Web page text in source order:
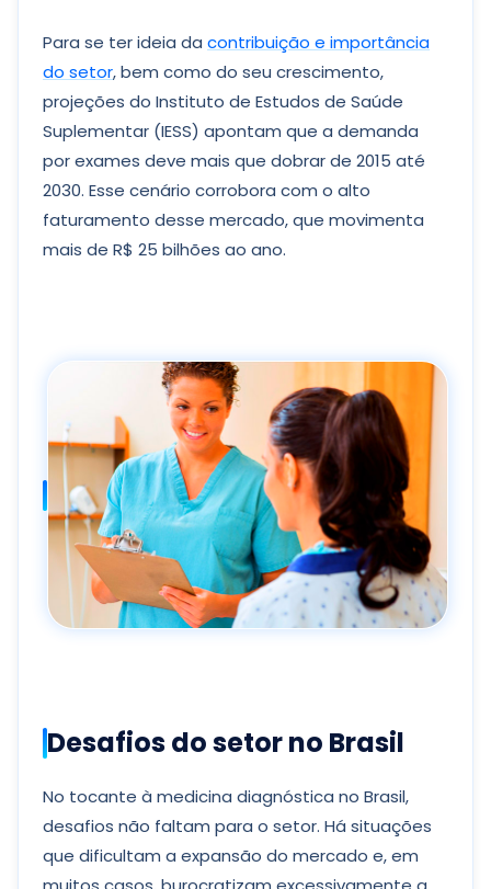
Para se ter ideia da contribuição e importância
do setor, bem como do seu crescimento,
projeções do Instituto de Estudos de Saúde
Suplementar (IESS) apontam que a demanda
por exames deve mais que dobrar de 2015 até
2030. Esse cenário corrobora com o alto
faturamento desse mercado, que movimenta
mais de R$ 25 bilhões ao ano.
Desafios do setor no Brasil
No tocante à medicina diagnóstica no Brasil,
desafios não faltam para o setor. Há situações
que dificultam a expansão do mercado e, em